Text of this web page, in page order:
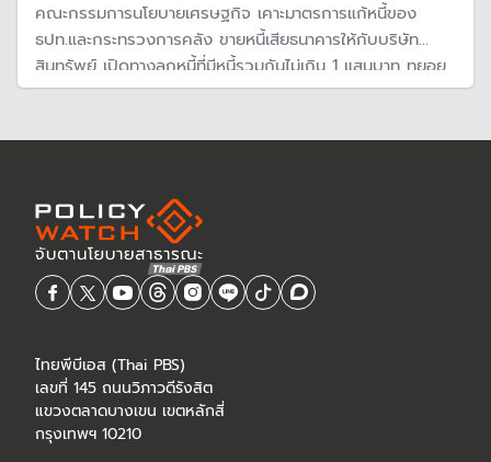
คณะกรรมการนโยบายเศรษฐกิจ เคาะมาตรการแก้หนี้ของ
ธปท.และกระทรวงการคลัง ขายหนี้เสียธนาคารให้กับบริษัท
สินทรัพย์ เปิดทางลูกหนี้ที่มีหนี้รวมกันไม่เกิน 1 แสนบาท ทยอย
ปิดจบหนี้ โดยยกเว้นดอกเบี้ย ค่าปรับ ค่าธรรมเนียม ลดเงินต้น
ตั้งตัวผ่าน ธ.ออมสิน
ไทยพีบีเอส (Thai PBS)
เลขที่ 145 ถนนวิภาวดีรังสิต
แขวงตลาดบางเขน เขตหลักสี่
กรุงเทพฯ 10210